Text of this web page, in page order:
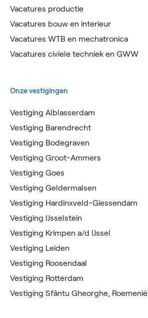
Vacatures productie
Vacatures bouw en interieur
Vacatures WTB en mechatronica
Vacatures civiele techniek en GWW
Onze vestigingen
Vestiging Alblasserdam
Vestiging Barendrecht
Vestiging Bodegraven
Vestiging Groot-Ammers
Vestiging Goes
Vestiging Geldermalsen
Vestiging Hardinxveld-Giessendam
Vestiging IJsselstein
Vestiging Krimpen a/d IJssel
Vestiging Leiden
Vestiging Roosendaal
Vestiging Rotterdam
Vestiging Sfântu Gheorghe, Roemenië